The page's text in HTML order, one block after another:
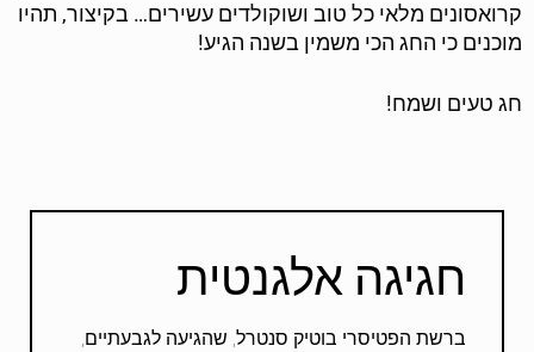
קרואסונים מלאי כל טוב ושוקולדים עשירים… בקיצור, תהיו
מוכנים כי החג הכי משמין בשנה הגיע!
חג טעים ושמח!
חגיגה אלגנטית
ברשת הפטיסרי בוטיק סנטרל, שהגיעה לגבעתיים,